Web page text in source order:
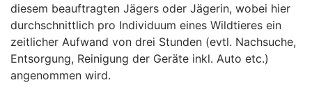
diesem beauftragten Jägers oder Jägerin, wobei hier
durchschnittlich pro Individuum eines Wildtieres ein
zeitlicher Aufwand von drei Stunden (evtl. Nachsuche,
Entsorgung, Reinigung der Geräte inkl. Auto etc.)
angenommen wird.